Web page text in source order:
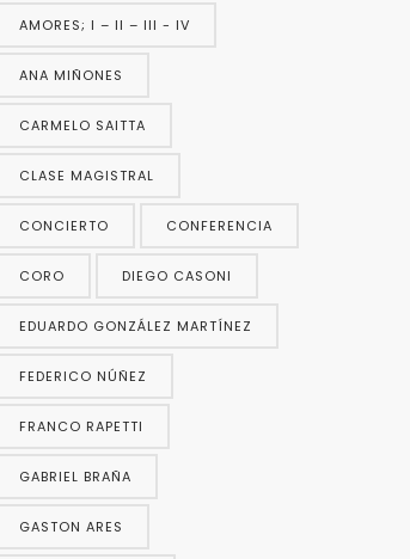
AMORES; I – II – III - IV
ANA MIÑONES
CARMELO SAITTA
CLASE MAGISTRAL
CONCIERTO CONFERENCIA
CORO DIEGO CASONI
EDUARDO GONZÁLEZ MARTÍNEZ
FEDERICO NÚÑEZ
FRANCO RAPETTI
GABRIEL BRAÑA
GASTON ARES